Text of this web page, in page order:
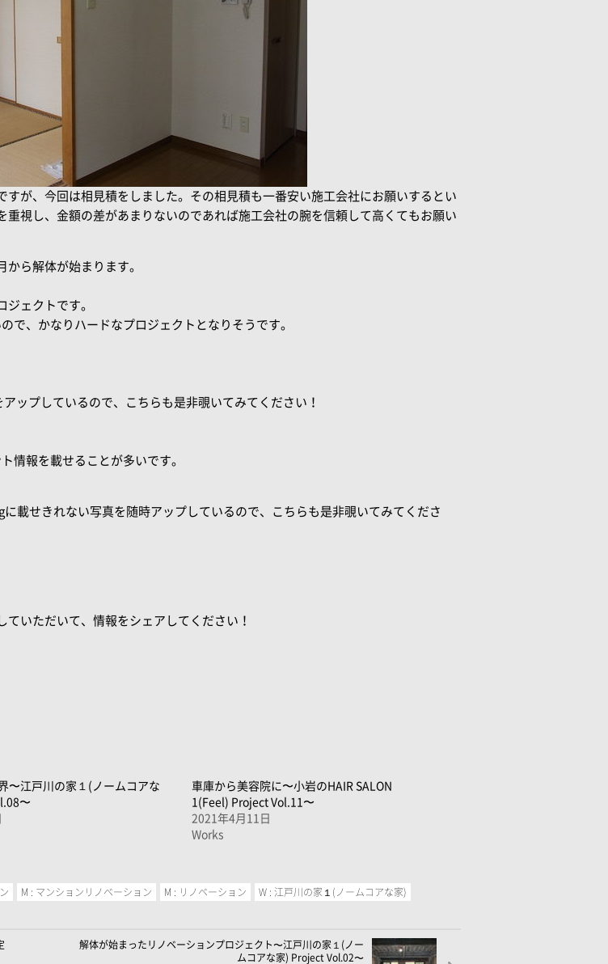
が、今回は相見積をしました。その相見積も一番安い施工会社にお願いするとい
視し、金額の差があまりないのであれば施工会社の腕を信頼して高くてもお願い
ら解体が始まります。
ジェクトです。
で、かなりハードなプロジェクトとなりそうです。
ップしているので、こちらも是非覗いてみてください！
情報を載せることが多いです。
載せきれない写真を随時アップしているので、こちらも是非覗いてみてくださ
いただいて、情報をシェアしてください！
〜江戸川の家１(ノームコアな
〜
車庫から美容院に〜小岩のHAIR SALON
1(Feel) Project Vol.11〜
2021年4月11日
Works
M : マンションリノベーション M : リノベーション W : 江戸川の家１(ノームコアな家)
解体が始まったリノベーションプロジェクト〜江戸川の家１(ノー
ムコアな家) Project Vol.02〜